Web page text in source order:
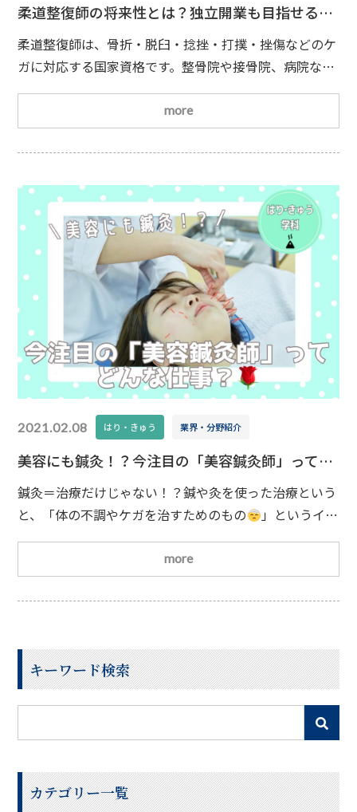
柔道整復師の将来性とは？独立開業も目指せる国
家資格の魅力を紹介！
柔道整復師は、骨折・脱臼・捻挫・打撲・挫傷などのケ
ガに対応する国家資格です。整骨院や接骨院、病院など
に自分で整骨院を開業するという道もあります
は、柔道整復師として開業するための流れや、国家資格
ならではの魅力をご紹介します！
柔道整復師は独立開
立開業を目指せることです。自分の理想とする整骨院を
つ
more
2021.02.08 はり・きゅう 業界・分野紹介
美容にも鍼灸！？今注目の「美容鍼灸師」ってど
んな仕事？
鍼灸＝治療だけじゃない！？鍼や灸を使った治療という
と、「体の不調やケガを治すためのもの
」というイメ
ージを持っている方が多いのではないでしょうか。しか
し近年は、美容を目的とした鍼灸治療も注目されていま
す
では、美容のために鍼灸治療を行う美容鍼灸師と
は、どんな仕事をしているのでしょうか？
美容鍼灸っ
己治癒力を高めることで体の不調やケガを改善していく
治
more
キーワード検索
カテゴリー一覧